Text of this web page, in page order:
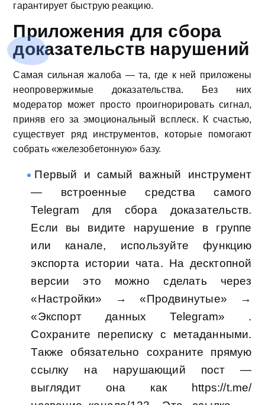
гарантирует быструю реакцию.
Приложения для сбора
доказательств нарушений
Самая сильная жалоба — та, где к ней приложены
неопровержимые доказательства. Без них
модератор может просто проигнорировать сигнал,
приняв его за эмоциональный всплеск. К счастью,
существует ряд инструментов, которые помогают
собрать «железобетонную» базу.
Первый и самый важный инструмент
— встроенные средства самого
Telegram для сбора доказательств.
Если вы видите нарушение в группе
или канале, используйте функцию
экспорта истории чата. На десктопной
версии это можно сделать через
«Настройки» → «Продвинутые» →
«Экспорт данных Telegram» .
Сохраните переписку с метаданными.
Также обязательно сохраните прямую
ссылку на нарушающий пост —
выглядит она как https://t.me/